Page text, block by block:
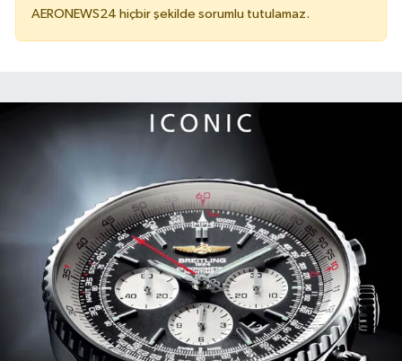
AERONEWS24 hiçbir şekilde sorumlu tutulamaz.